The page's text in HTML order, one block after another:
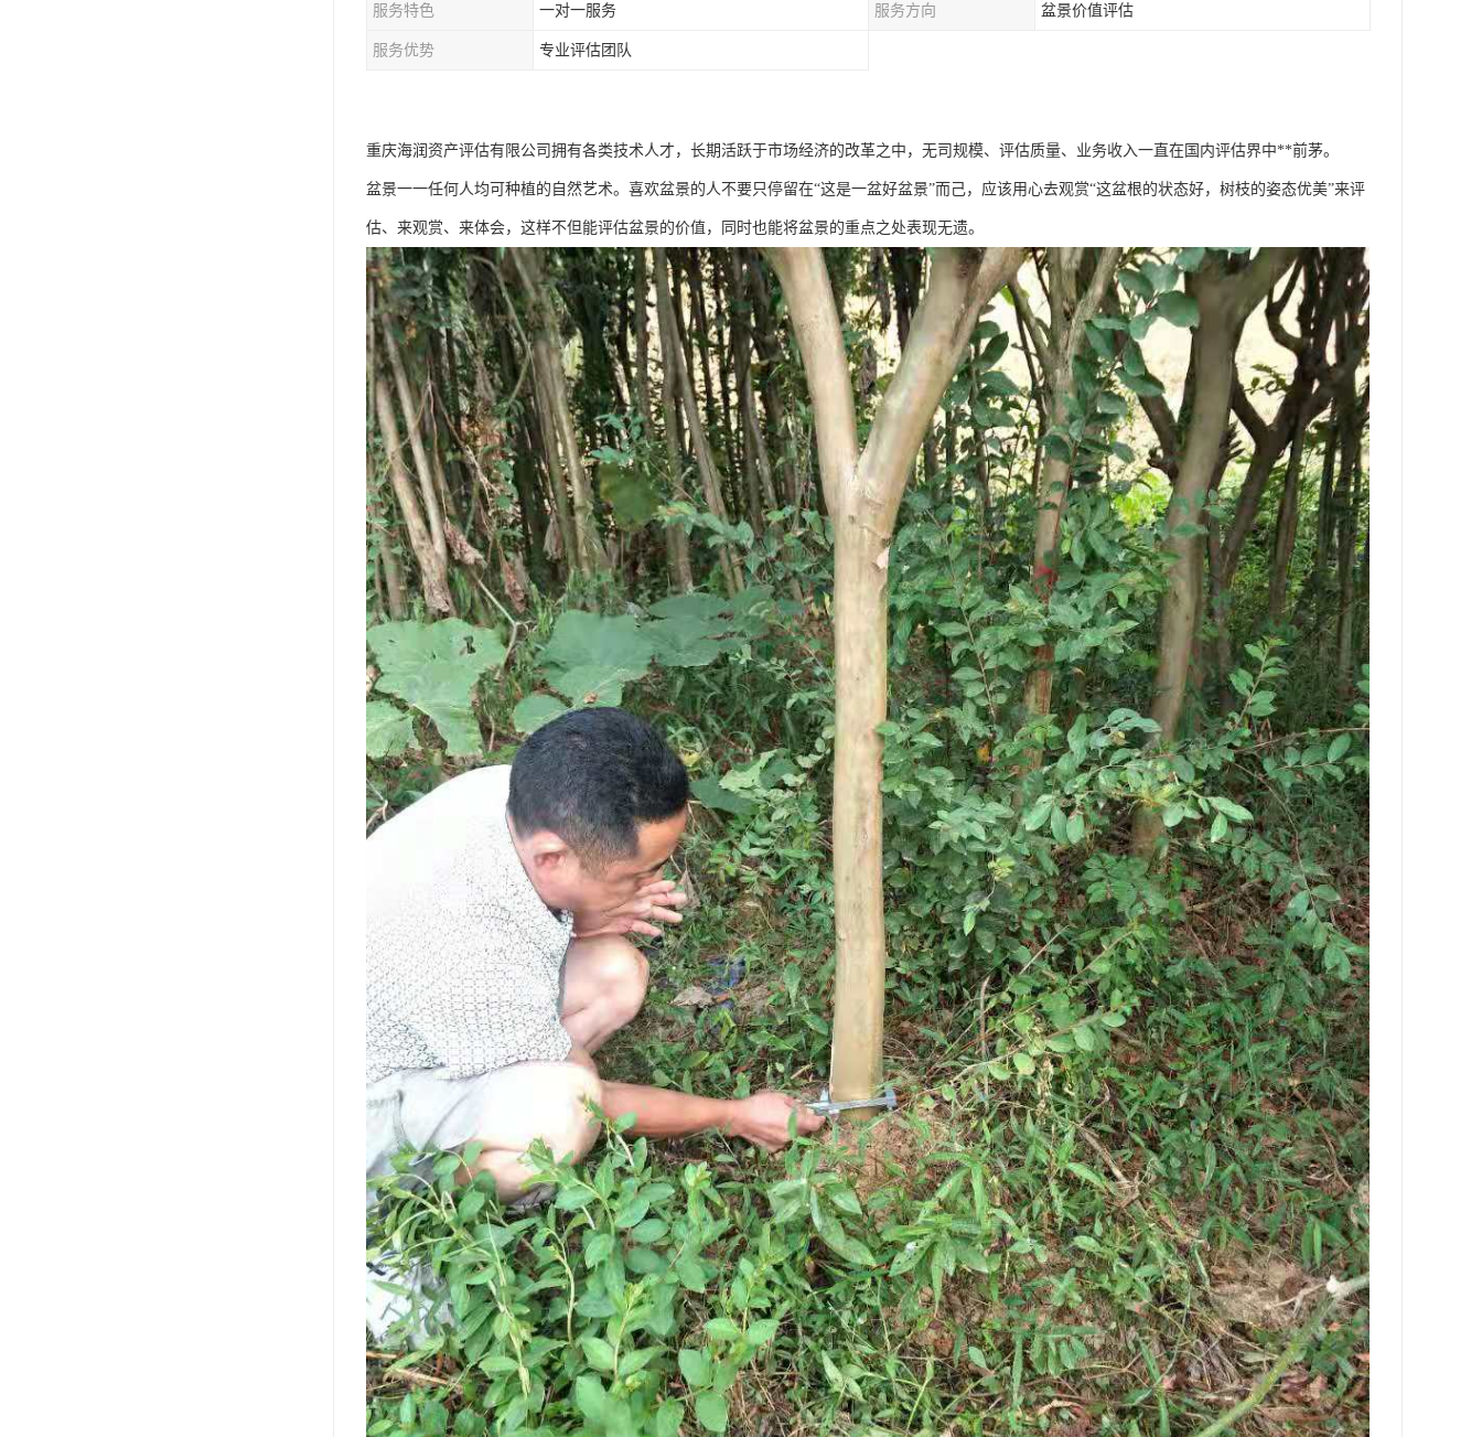
服务特色 一对一服务 服务方向 盆景价值评估
服务优势 专业评估团队
重庆海润资产评估有限公司拥有各类技术人才，长期活跃于市场经济的改革之中，无司规模、评估质量、业务收入一直在国内评估界中**前茅。
盆景一一任何人均可种植的自然艺术。喜欢盆景的人不要只停留在“这是一盆好盆景”而己，应该用心去观赏“这盆根的状态好，树枝的姿态优美”来评
估、来观赏、来体会，这样不但能评估盆景的价值，同时也能将盆景的重点之处表现无遗。